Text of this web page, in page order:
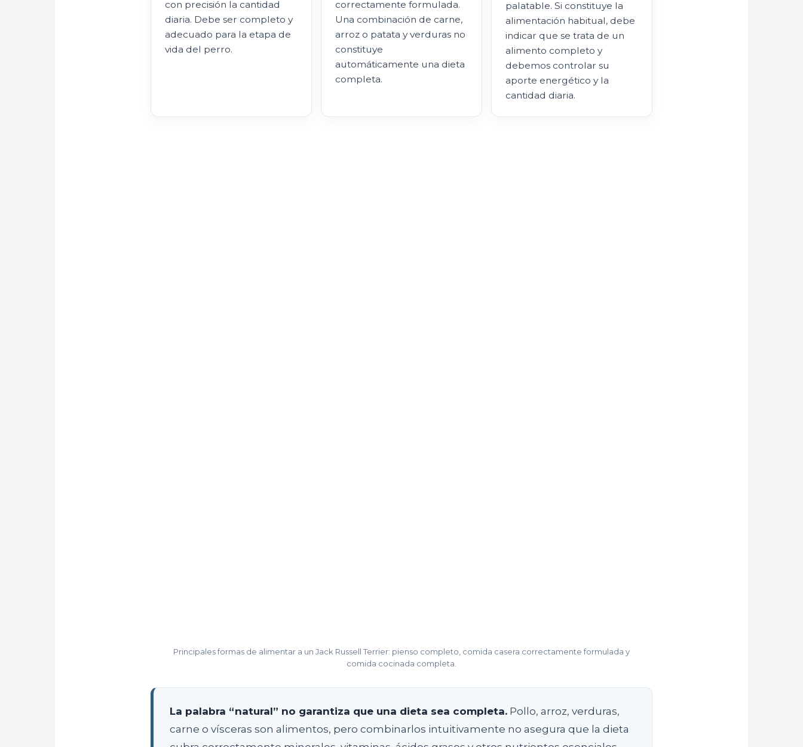
con precisión la cantidad
diaria. Debe ser completo y
adecuado para la etapa de
vida del perro.
correctamente formulada.
Una combinación de carne,
arroz o patata y verduras no
constituye
automáticamente una dieta
completa.
palatable. Si constituye la
alimentación habitual, debe
indicar que se trata de un
alimento completo y
debemos controlar su
aporte energético y la
cantidad diaria.
Principales formas de alimentar a un Jack Russell Terrier: pienso completo, comida casera correctamente formulada y
comida cocinada completa.
La palabra “natural” no garantiza que una dieta sea completa. Pollo, arroz, verduras,
carne o vísceras son alimentos, pero combinarlos intuitivamente no asegura que la dieta